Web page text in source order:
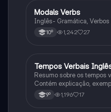
Inglês
Modals Verbs
Inglês- Gramática, Verbos
10º 1,242 27
Inglês
Tempos Verbais
Resumo sobre os tempos
Contém explicação,
9º 1,196 17